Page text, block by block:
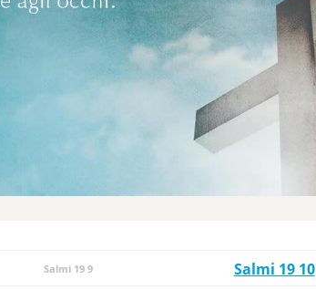
Salmi 19 9 Salmi 19 10